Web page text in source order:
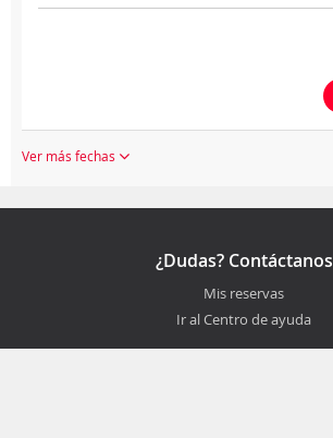
Ver más fechas
¿Dudas? Contáctanos
Mis reservas
Ir al Centro de ayuda